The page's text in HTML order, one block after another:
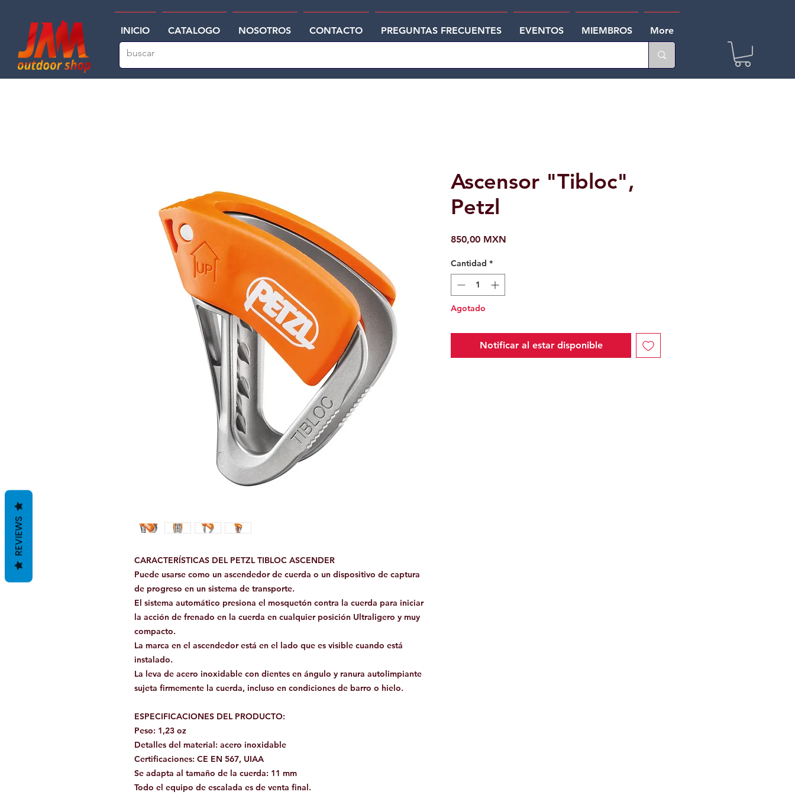
INICIO CATALOGO NOSOTROS CONTACTO PREGUNTAS FRECUENTES EVENTOS MIEMBROS More
CARACTERÍSTICAS DEL PETZL TIBLOC ASCENDER
Puede usarse como un ascendedor de cuerda o un dispositivo de captura
de progreso en un sistema de transporte.
El sistema automático presiona el mosquetón contra la cuerda para iniciar
la acción de frenado en la cuerda en cualquier posición Ultraligero y muy
compacto.
La marca en el ascendedor está en el lado que es visible cuando está
instalado.
La leva de acero inoxidable con dientes en ángulo y ranura autolimpiante
sujeta firmemente la cuerda, incluso en condiciones de barro o hielo.
ESPECIFICACIONES DEL PRODUCTO:
Peso: 1,23 oz
Detalles del material: acero inoxidable
Certificaciones: CE EN 567, UIAA
Se adapta al tamaño de la cuerda: 11 mm
Todo el equipo de escalada es de venta final.
Ascensor "Tibloc",
Petzl
850,00 MXN
Cantidad *
Agotado
Notificar al estar disponible
REVIEWS